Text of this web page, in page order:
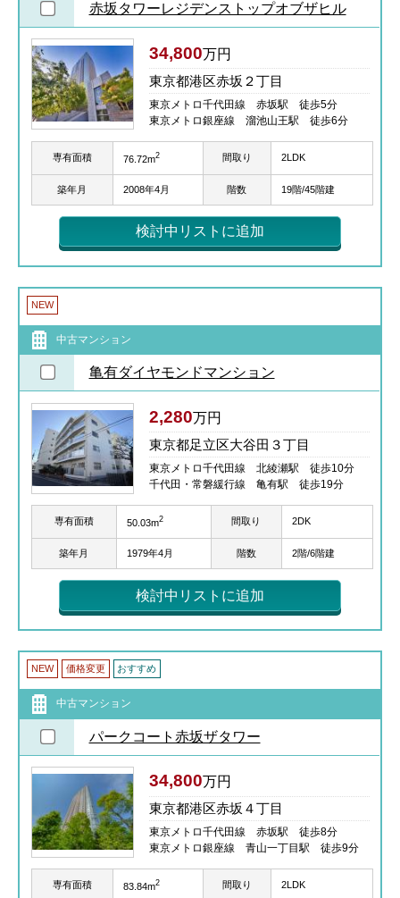
赤坂タワーレジデンストップオブザヒル
34,800万円
東京都港区赤坂２丁目
東京メトロ千代田線 赤坂駅 徒歩5分
東京メトロ銀座線 溜池山王駅 徒歩6分
専有面積 76.72m2 間取り 2LDK
築年月 2008年4月 階数 19階/45階建
検討中リストに追加
NEW
中古マンション
亀有ダイヤモンドマンション
2,280万円
東京都足立区大谷田３丁目
東京メトロ千代田線 北綾瀬駅 徒歩10分
千代田・常磐緩行線 亀有駅 徒歩19分
専有面積 50.03m2 間取り 2DK
築年月 1979年4月 階数 2階/6階建
検討中リストに追加
NEW 価格変更 おすすめ
中古マンション
パークコート赤坂ザタワー
34,800万円
東京都港区赤坂４丁目
東京メトロ千代田線 赤坂駅 徒歩8分
東京メトロ銀座線 青山一丁目駅 徒歩9分
専有面積 83.84m2 間取り 2LDK